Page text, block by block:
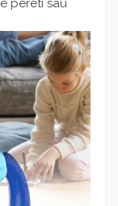
pereti sau